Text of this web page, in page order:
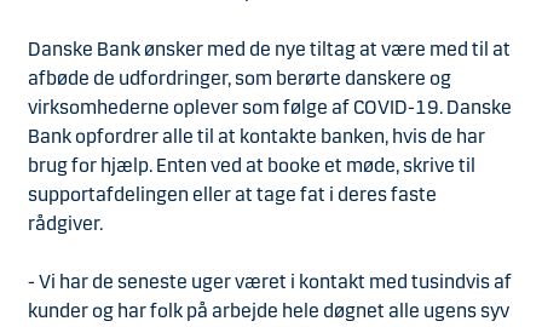
Danske Bank ønsker med de nye tiltag at være med til at
afbøde de udfordringer, som berørte danskere og
virksomhederne oplever som følge af COVID-19. Danske
Bank opfordrer alle til at kontakte banken, hvis de har
brug for hjælp. Enten ved at booke et møde, skrive til
supportafdelingen eller at tage fat i deres faste
rådgiver.
- Vi har de seneste uger været i kontakt med tusindvis af
kunder og har folk på arbejde hele døgnet alle ugens syv